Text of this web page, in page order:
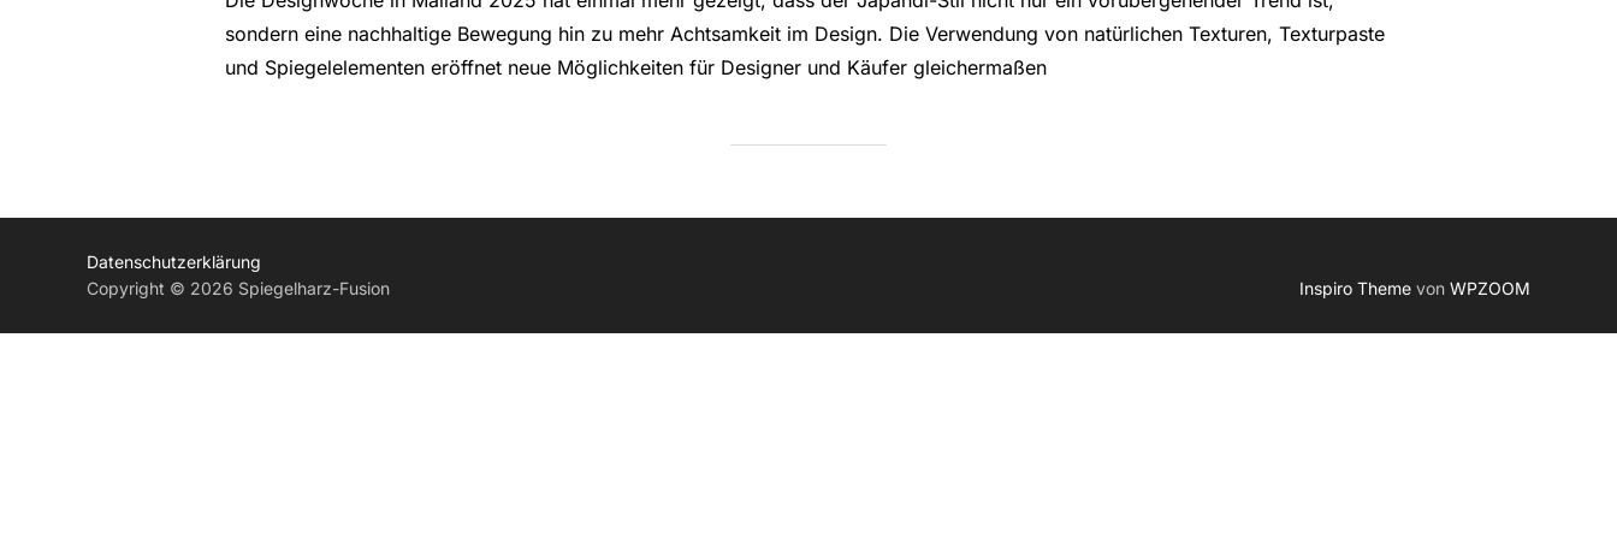
sondern eine nachhaltige Bewegung hin zu mehr Achtsamkeit im Design. Die Verwendung von natürlichen Texturen, Texturpaste
und Spiegelelementen eröffnet neue Möglichkeiten für Designer und Käufer gleichermaßen
Datenschutzerklärung
Copyright © 2026 Spiegelharz-Fusion
Inspiro Theme von WPZOOM